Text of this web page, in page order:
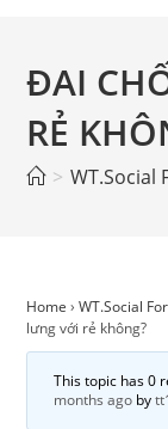
ĐAI
RẺ
> WT.Social
Home › WT.Social
lưng với rẻ không?
This topic has 0
months ago by